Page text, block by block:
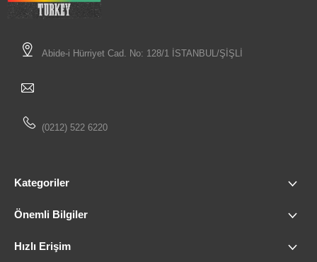
Abide-i Hürriyet Cad. No: 128/1 İSTANBUL/ŞİŞLİ
(0212) 522 6220
Kategoriler
Önemli Bilgiler
Hızlı Erişim